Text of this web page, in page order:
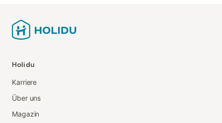
Holidu
Karriere
Über uns
Magazin